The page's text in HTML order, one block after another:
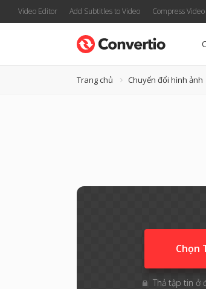
Video Editor Add Subtitles to Video Compress Video
Trang chủ Chuyển đổi hình ảnh
Chọn
Thả tập tin ở